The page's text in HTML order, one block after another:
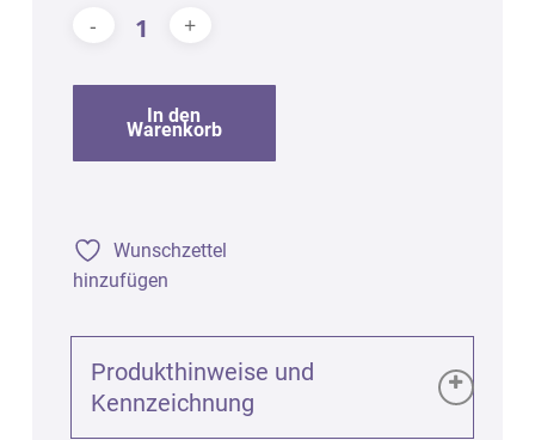
In den
Warenkorb
Wunschzettel
hinzufügen
Produkthinweise und
Kennzeichnung